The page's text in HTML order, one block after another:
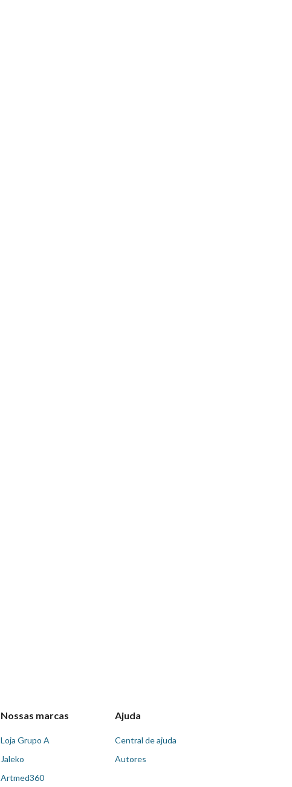
Nossas marcas
Loja Grupo A
Jaleko
Artmed360
Ajuda
Central de ajuda
Autores